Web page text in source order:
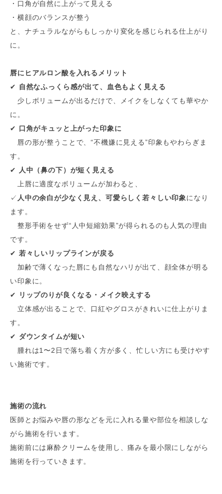
・口角が自然に上がって見える
・横顔のバランスが整う
と、ナチュラルながらもしっかり変化を感じられる仕上がり
に。
唇にヒアルロン酸を入れるメリット
✔
自然なふっくら感が出て、血色もよく見える
少しボリュームが出るだけで、メイクをしなくても華やか
に。
✔ 口角がキュッと上がった印象に
唇の形が整うことで、“不機嫌に見える”印象もやわらぎま
す。
✔
人中（鼻の下）が短く見える
上唇に適度なボリュームが加わると、
✓ 人中の余白が少なく見え、可愛らしく若々しい印象になり
ます。
整形手術をせず“人中短縮効果”が得られるのも人気の理由
です。
✔ 若々しいリップラインが戻る
加齢で薄くなった唇にも自然なハリが出て、顔全体が明る
い印象に。
✔
リップのりが良くなる・メイク映えする
立体感が出ることで、口紅やグロスがきれいに仕上がりま
す。
✔ ダウンタイムが短い
腫れは1〜2日で落ち着く方が多く、忙しい方にも受けやす
い施術です。
施術の流れ
医師とお悩みや唇の形などを元に入れる量や部位を相談しな
がら施術を行います。
施術前には麻酔クリームを使用し、痛みを最小限にしながら
施術を行っていきます。